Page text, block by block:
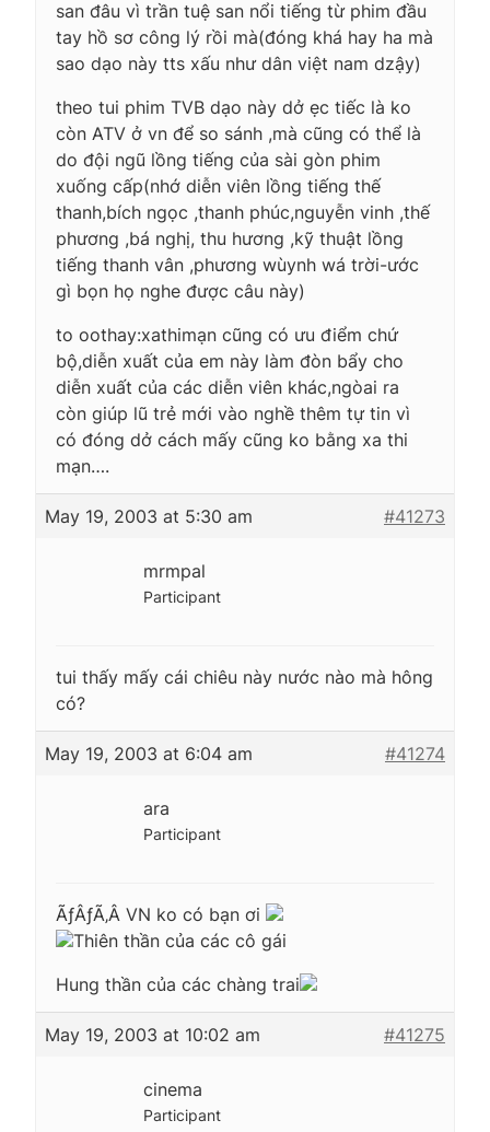
san đâu vì trần tuệ san nổi tiếng từ phim đầu
tay hồ sơ công lý rồi mà(đóng khá hay ha mà
sao dạo này tts xấu như dân việt nam dzậy)
theo tui phim TVB dạo này dở ẹc tiếc là ko
còn ATV ở vn để so sánh ,mà cũng có thể là
do đội ngũ lồng tiếng của sài gòn phim
xuống cấp(nhớ diễn viên lồng tiếng thế
thanh,bích ngọc ,thanh phúc,nguyễn vinh ,thế
phương ,bá nghị, thu hương ,kỹ thuật lồng
tiếng thanh vân ,phương wùynh wá trời-ước
gì bọn họ nghe được câu này)
to oothay:xathimạn cũng có ưu điểm chứ
bộ,diễn xuất của em này làm đòn bẩy cho
diễn xuất của các diễn viên khác,ngòai ra
còn giúp lũ trẻ mới vào nghề thêm tự tin vì
có đóng dở cách mấy cũng ko bằng xa thi
mạn….
May 19, 2003 at 5:30 am #41273
mrmpal
Participant
tui thấy mấy cái chiêu này nước nào mà hông
có?
May 19, 2003 at 6:04 am #41274
ara
Participant
ÃƒÂƒÃ‚Â VN ko có bạn ơi
Thiên thần của các cô gái
Hung thần của các chàng trai
May 19, 2003 at 10:02 am #41275
cinema
Participant